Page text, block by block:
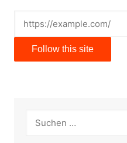
Follow this site